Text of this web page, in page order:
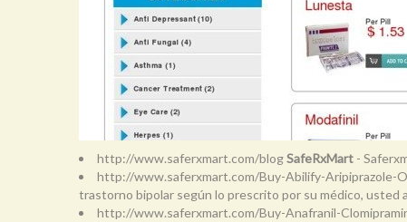
http://www.saferxmart.com/blogSafeRxMart -
http://www.saferxmart.com/Buy-Abilify-Aripiprazole-
trastorno bipolar según lo prescrito por su médico, usted
http://www.saferxmart.com/Buy-Anafranil-